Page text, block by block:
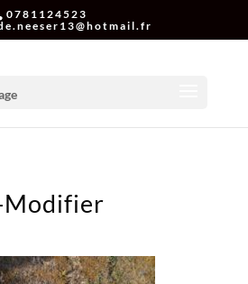
0781124523
Modifier